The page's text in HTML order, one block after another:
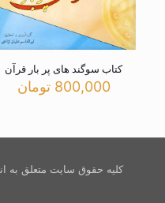
کتاب سوگند های پر بار قرآن
800,000 تومان
کلیه حقوق سایت متعلق به